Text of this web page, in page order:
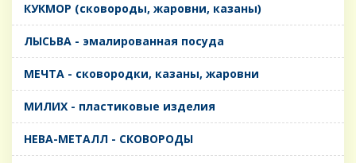
КУКМОР (сковороды, жаровни, казаны)
ЛЫСЬВА - эмалированная посуда
МЕЧТА - сковородки, казаны, жаровни
МИЛИХ - пластиковые изделия
НЕВА-МЕТАЛЛ - СКОВОРОДЫ